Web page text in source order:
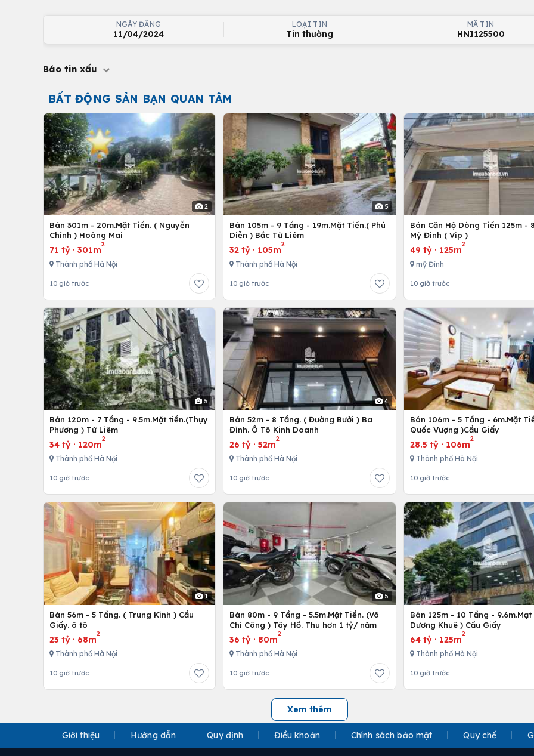
NGÀY ĐĂNG
11/04/2024
LOẠI TIN
Tin thường
MÃ TIN
HNI125500
Báo tin xấu
BẤT ĐỘNG SẢN BẠN QUAN TÂM
2
Bán 301m - 20m.Mặt Tiền. ( Nguyễn
Chính ) Hoàng Mai
71 tỷ · 301m
2
Thành phố Hà Nội
10 giờ trước
5
Bán 105m - 9 Tầng - 19m.Mặt Tiền.( Phú
Diễn ) Bắc Từ Liêm
32 tỷ · 105m
2
Thành phố Hà Nội
10 giờ trước
Bán Căn Hộ Dòng Tiền 125m -
Mỹ Đình ( Vip )
49 tỷ· 125m
2
mỹ Đình
10 giờ trước
5
Bán 120m - 7 Tầng - 9.5m.Mặt tiền.(Thụy
Phương ) Từ Liêm
34 tỷ · 120m
2
Thành phố Hà Nội
10 giờ trước
4
Bán 52m - 8 Tầng. ( Đường Bưởi ) Ba
Đình. Ô Tô Kinh Doanh
26 tỷ ·52m
2
Thành phố Hà Nội
10 giờ trước
Bán 106m - 5 Tầng - 6m.Mặt
Quốc Vượng )Cầu Giấy
28.5 tỷ· 106m
2
Thành phố Hà Nội
10 giờ trước
1
Bán 56m - 5 Tầng. ( Trung Kính ) Cầu
Giấy. ô tô
23 tỷ · 68m
2
Thành phố Hà Nội
10 giờ trước
5
Bán 80m - 9 Tầng - 5.5m.Mặt Tiền. (Võ
Chí Công ) Tây Hồ. Thu hơn 1 tỷ/ năm
36 tỷ · 80m
2
Thành phố Hà Nội
10 giờ trước
Bán 125m - 10 Tầng - 9.6m.Mạt
Dương Khuê ) Cầu Giấy
64 tỷ· 125m
2
Thành phố Hà Nội
10 giờ trước
Xem thêm
Giới thiệu Hướng dẫn Quy định Điều khoản Chính sách bảo mật Quy chế